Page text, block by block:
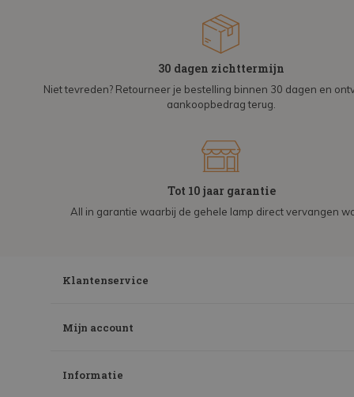
30 dagen zichttermijn
Niet tevreden? Retourneer je bestelling binnen 30 dagen en
aankoopbedrag terug.
Tot 10 jaar garantie
All in garantie waarbij de gehele lamp direct vervangen
Klantenservice
Mijn account
Informatie